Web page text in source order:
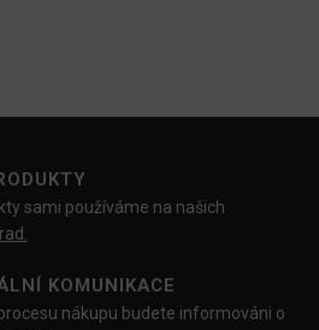
sami používáme na našich
KOMUNIKACE
nákupu budete informováni o